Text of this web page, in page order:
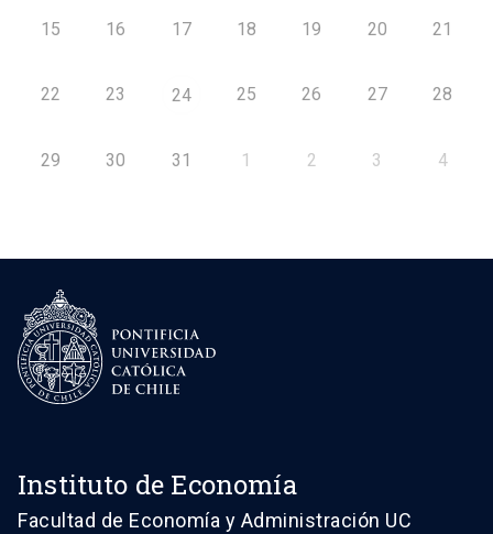
15 16 17 18 19 20 21
22 23 24 25 26 27 28
29 30 31 1 2 3 4
Instituto de Economía
Facultad de Economía y Administración UC